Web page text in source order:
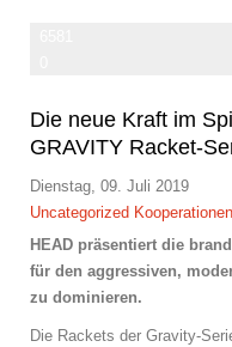
Die neue Kraft im
GRAVITY Racket-
Dienstag, 09. Juli 2019
Uncategorized Kooperationen
HEAD präsentiert die
für den aggressiven,
zu dominieren.
Die Rackets der Gravity-